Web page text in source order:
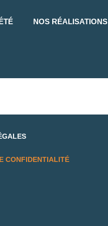
NOS RÉALISATIONS
CONFIDENTIALITÉ